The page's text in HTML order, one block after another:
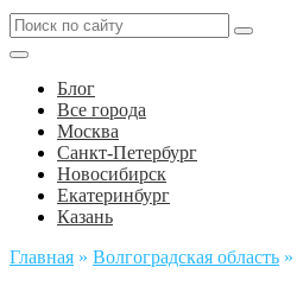
Блог
Все города
Москва
Санкт-Петербург
Новосибирск
Екатеринбург
Казань
Главная » Волгоградская область »